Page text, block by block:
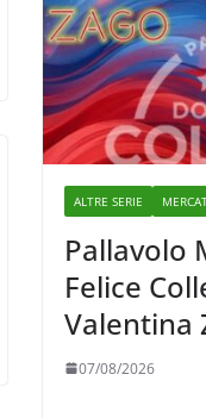
ALTRE SERIE
Pallavolo
Felice
Valentina
punti al
07/08/2026